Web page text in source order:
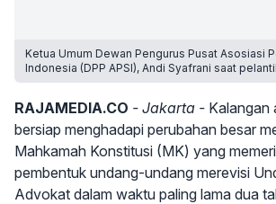
Ketua Umum Dewan Pengurus Pusat Asosiasi
Indonesia (DPP APSI), Andi Syafrani saat
RAJAMEDIA.CO - Jakarta - Kalangan
bersiap menghadapi perubahan besar
Mahkamah Konstitusi (MK) yang
pembentuk undang-undang merevisi
Advokat dalam waktu paling lama dua